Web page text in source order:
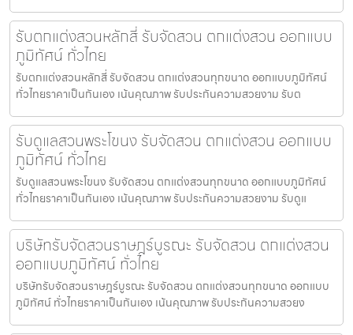
รับตกแต่งสวนหลักสี่ รับจัดสวน ตกแต่งสวน ออกแบบ
ภูมิทัศน์ ทั่วไทย
รับตกแต่งสวนหลักสี่ รับจัดสวน ตกแต่งสวนทุกขนาด ออกแบบภูมิทัศน์
ทั่วไทยราคาเป็นกันเอง เน้นคุณภาพ รับประกันความสวยงาม รับต
รับดูแลสวนพระโขนง รับจัดสวน ตกแต่งสวน ออกแบบ
ภูมิทัศน์ ทั่วไทย
รับดูแลสวนพระโขนง รับจัดสวน ตกแต่งสวนทุกขนาด ออกแบบภูมิทัศน์
ทั่วไทยราคาเป็นกันเอง เน้นคุณภาพ รับประกันความสวยงาม รับดูแ
บริษัทรับจัดสวนราษฎร์บูรณะ รับจัดสวน ตกแต่งสวน
ออกแบบภูมิทัศน์ ทั่วไทย
บริษัทรับจัดสวนราษฎร์บูรณะ รับจัดสวน ตกแต่งสวนทุกขนาด ออกแบบ
ภูมิทัศน์ ทั่วไทยราคาเป็นกันเอง เน้นคุณภาพ รับประกันความสวยง